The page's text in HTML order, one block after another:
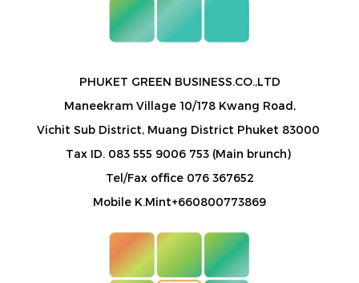
PHUKET GREEN BUSINESS.CO.,LTD
Maneekram Village 10/178 Kwang Road,
Vichit Sub District, Muang District Phuket 83000
Tax ID. 083 555 9006 753 (Main brunch)
Tel/Fax office 076 367652
Mobile K.Mint+660800773869